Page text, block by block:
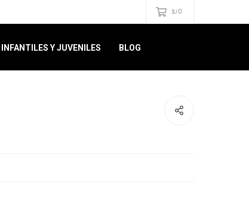
INFANTILES Y JUVENILES BLOG
$U 0